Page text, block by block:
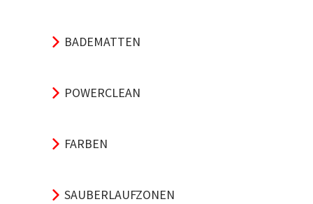
BADEMATTEN
POWERCLEAN
FARBEN
SAUBERLAUFZONEN